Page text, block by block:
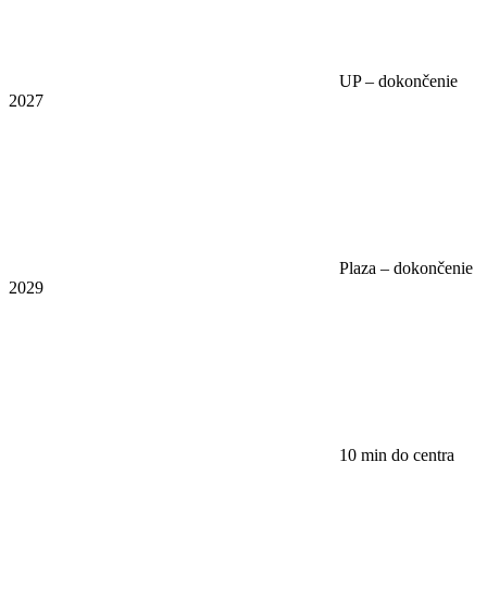
UP – dokončenie
2027
Plaza – dokončenie
2029
10 min do centra